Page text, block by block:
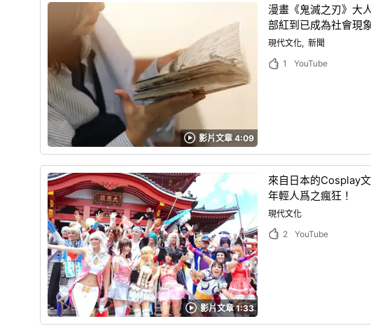
影片文章 4:09
漫畫《鬼滅之刃》大
部紅到已成為社會現
現代文化 新聞
1
YouTube
影片文章 1:33
來自日本的Cosplay
年輕人爲之瘋狂！
現代文化
2
YouTube